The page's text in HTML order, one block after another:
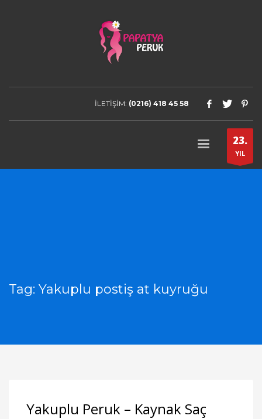
İLETİŞİM: (0216) 418 45 58
23.
YIL
Tag: Yakuplu postiş at kuyruğu
Yakuplu Peruk – Kaynak Saç